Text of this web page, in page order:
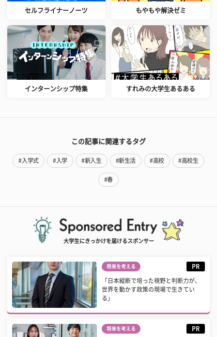
セルフライナーノーツ もやもや解決ゼミ
インターンシップ特集 すれみの大学生あるある
この記事に関連するタグ
#入学式 #入学 #新入生 #新生活 #高校 #高校生
#春
大学生にきっかけを届けるスポンサー
将来を考える PR
「日本縦断で培った視野と判断力が、
世界を動かす政策の現場で生きてい
る」
将来を考える PR